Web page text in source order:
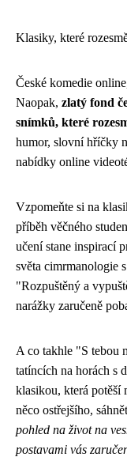
Klasiky, které
České komedie
Naopak, zlatý fond
snímků, které
humor, slovní hříčky
nabídky online
Vzpomeňte si na
příběh věčného
učení stane inspirací
světa cimrmanologie
"Rozpuštěný a
narážky zaručeně
A co takhle "S tebou
tatíncích na horách s
klasikou, která potěší
něco ostřejšího,
pohled na život na
postavami vás